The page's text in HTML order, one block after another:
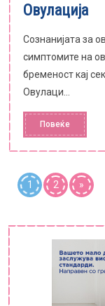
Овулација
Сознанијата за
симптомите на
бременост кај
Овулаци...
Повеќе
1 2 »